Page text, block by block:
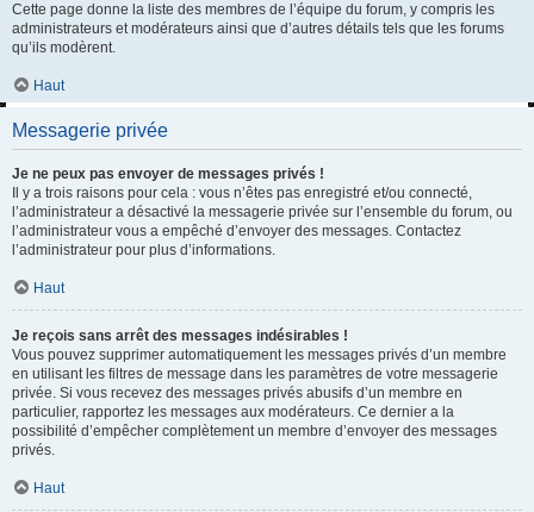
Cette page donne la liste des membres de l’équipe du forum, y compris les
administrateurs et modérateurs ainsi que d’autres détails tels que les forums
qu’ils modèrent.
Haut
Messagerie privée
Je ne peux pas envoyer de messages privés !
Il y a trois raisons pour cela : vous n’êtes pas enregistré et/ou connecté,
l’administrateur a désactivé la messagerie privée sur l’ensemble du forum, ou
l’administrateur vous a empêché d’envoyer des messages. Contactez
l’administrateur pour plus d’informations.
Haut
Je reçois sans arrêt des messages indésirables !
Vous pouvez supprimer automatiquement les messages privés d’un membre
en utilisant les filtres de message dans les paramètres de votre messagerie
privée. Si vous recevez des messages privés abusifs d’un membre en
particulier, rapportez les messages aux modérateurs. Ce dernier a la
possibilité d’empêcher complètement un membre d’envoyer des messages
privés.
Haut